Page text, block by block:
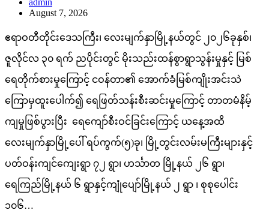
August 7, 2026
ဧရာဝတီတိုင်းဒေသကြီး၊ လေးမျက်နှာမြို့နယ်တွင် ၂၀၂၆ခုနှစ်၊
ဇူလိုင်လ ၃၀ ရက် ညပိုင်းတွင် မိုးသည်းထန်စွာရွာသွန်းမှုနှင့် မြစ်
ရေတိုက်စားမှုကြောင့် ငဝန်တာ၏ အောက်ခံမြစ်ကျိုးအင်းသဲ
ကြောမှထူးပေါက်၍ ရေဖြတ်သန်းစီးဆင်းမှုကြောင့် တာတမံနိမ့်
ကျမှုဖြစ်ပွားပြီး ရေကျော်စီးဝင်ခြင်းကြောင့် ယနေ့အထိ
လေးမျက်နှာမြို့ပေါ် ရပ်ကွက်(၅)ခု၊ မြို့တွင်းလမ်းမကြီးများနှင့်
ပတ်ဝန်းကျင်ကျေးရွာ ၇၂ ရွာ၊ ဟင်္သာတ မြို့နယ် ၂၆ ရွာ၊
ရေကြည်မြို့နယ် ၆ ရွာနှင့်ကျုံပျော်မြို့နယ် ၂ ရွာ ၊ စုစုပေါင်း
၁၀၆…